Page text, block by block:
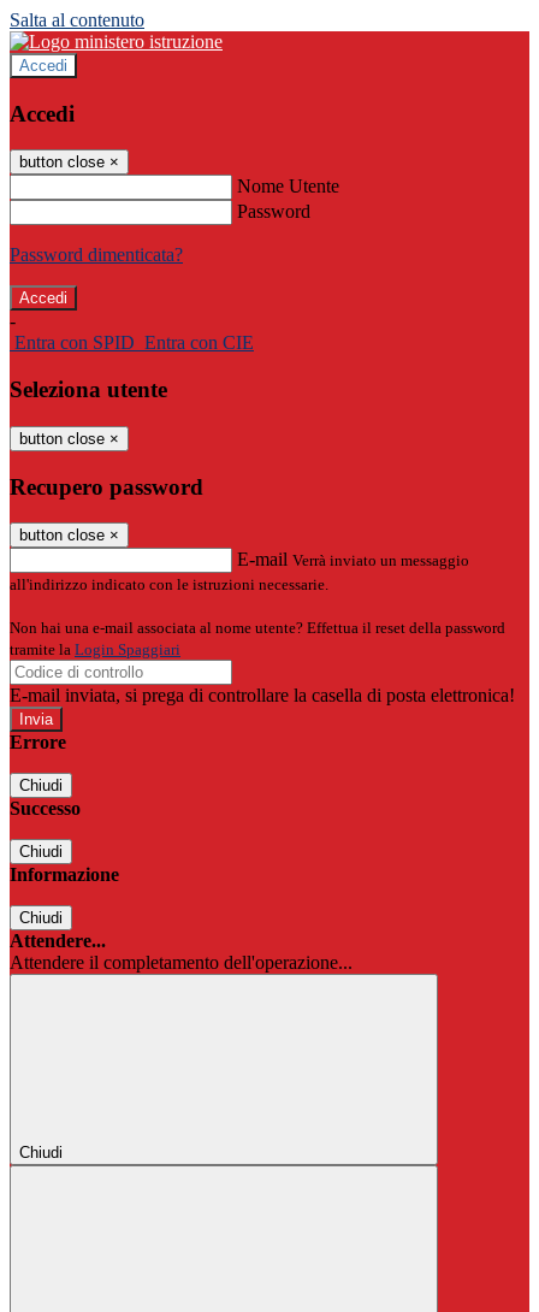
Salta al contenuto
Accedi
Accedi
button close ×
Nome Utente
Password
Password dimenticata?
-
Entra con SPID Entra con CIE
Seleziona utente
button close ×
Recupero password
button close ×
E-mail Verrà inviato un messaggio
all'indirizzo indicato con le istruzioni necessarie.
Non hai una e-mail associata al nome utente? Effettua il reset della password
tramite la Login Spaggiari
E-mail inviata, si prega di controllare la casella di posta elettronica!
Errore
Chiudi
Successo
Chiudi
Informazione
Chiudi
Attendere...
Attendere il completamento dell'operazione...
Chiudi